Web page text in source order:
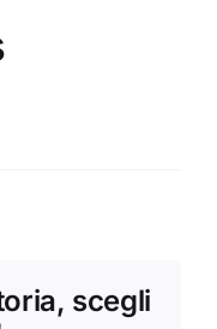
scegli